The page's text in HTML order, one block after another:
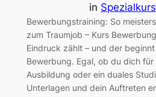
in Spezialkurs
Bewerbungstraining: So
zum Traumjob – Kurs
Eindruck zählt – und der
Bewerbung. Egal, ob du dich
Ausbildung oder ein duales
Unterlagen und dein Auftreten